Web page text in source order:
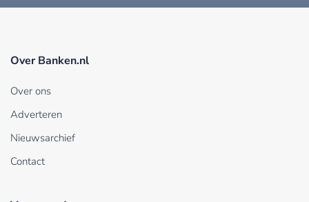
Over Banken.nl
Over ons
Adverteren
Nieuwsarchief
Contact